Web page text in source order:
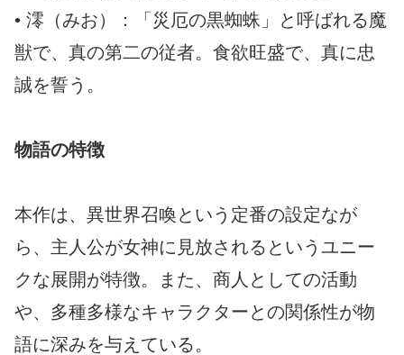
• 澪（みお）：「災厄の黒蜘蛛」と呼ばれる魔
獣で、真の第二の従者。食欲旺盛で、真に忠
誠を誓う。
物語の特徴
本作は、異世界召喚という定番の設定なが
ら、主人公が女神に見放されるというユニー
クな展開が特徴。また、商人としての活動
や、多種多様なキャラクターとの関係性が物
語に深みを与えている。